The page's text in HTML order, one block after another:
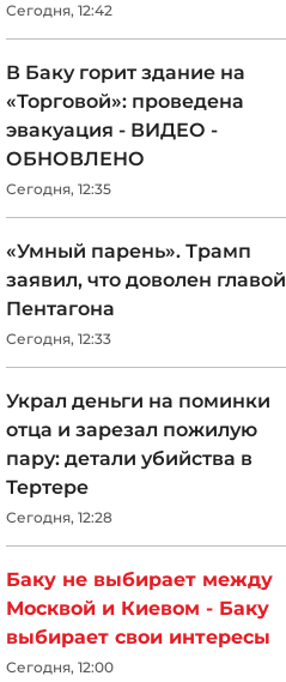
Сегодня, 12:42
В Баку горит здание на
«Торговой»: проведена
эвакуация - ВИДЕО -
ОБНОВЛЕНО
Сегодня, 12:35
«Умный парень». Трамп
заявил, что доволен главой
Пентагона
Сегодня, 12:33
Украл деньги на поминки
отца и зарезал пожилую
пару: детали убийства в
Тертере
Сегодня, 12:28
Баку не выбирает между
Москвой и Киевом - Баку
выбирает свои интересы
Сегодня, 12:00